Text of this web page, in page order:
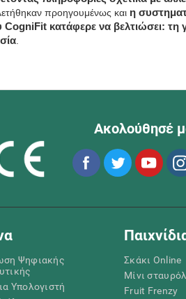
προηγουμένως και η
κατάφερε να βελτιώσει: τη
Ακολούθησέ
Ψηφιακής
Υπολογιστή
Σκάκι Online
Μίνι
Fruit Frenzy